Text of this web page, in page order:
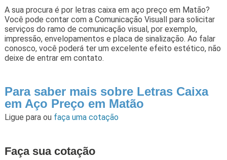
A sua procura é por letras caixa em aço preço em Matão?
Você pode contar com a Comunicação Visuall para solicitar
serviços do ramo de comunicação visual, por exemplo,
impressão, envelopamentos e placa de sinalização. Ao falar
conosco, você poderá ter um excelente efeito estético, não
deixe de entrar em contato.
Para saber mais sobre Letras Caixa
em Aço Preço em Matão
Ligue para ou faça uma cotação
Faça sua cotação